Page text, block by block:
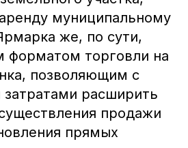
муниципальному
же, по сути,
форматом торговли на
позволяющим с
расширить
продажи
прямых